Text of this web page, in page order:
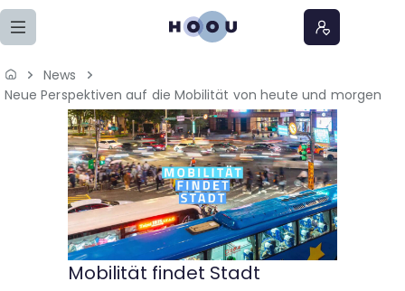
Zum Seiteninhalt springen
Home
Lernangebote
Podcasts
Meine Lernangebote
News
Neue Perspektiven auf die Mobilität von heute und morgen
Mobilität findet Stadt